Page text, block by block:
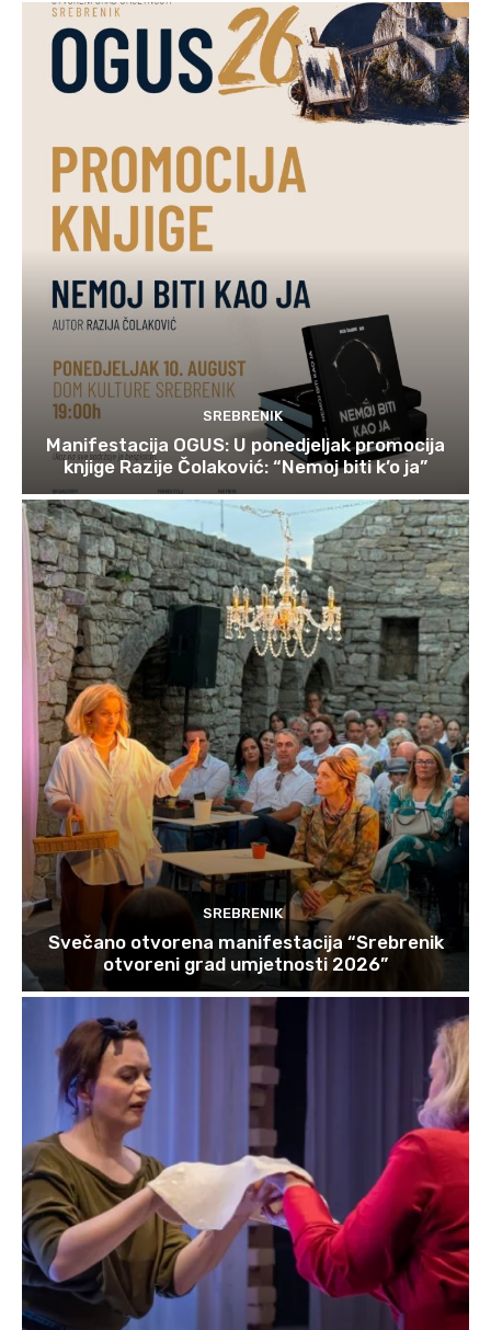
SREBRENIK
Manifestacija OGUS: U ponedjeljak promocija
knjige Razije Čolaković: “Nemoj biti k’o ja”
SREBRENIK
Svečano otvorena manifestacija “Srebrenik
otvoreni grad umjetnosti 2026”